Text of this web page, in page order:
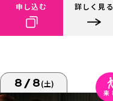
申し込む 詳しく見る
8/8(土)